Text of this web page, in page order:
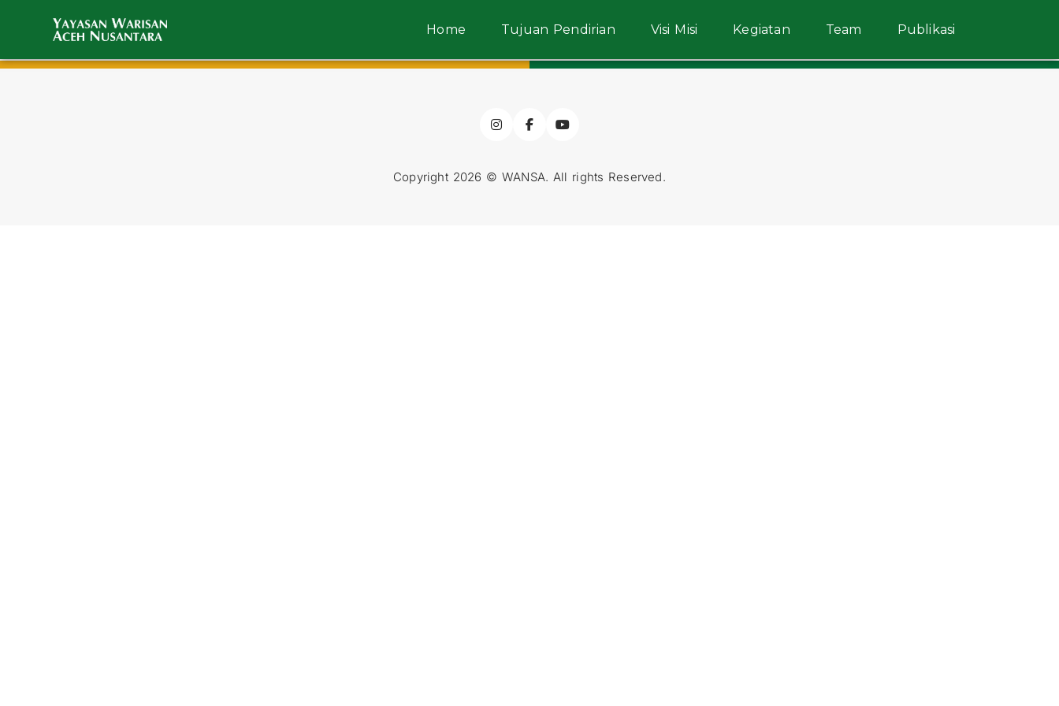
Home Tujuan Pendirian Visi Misi Kegiatan Team Publikasi
Copyright 2026 © WANSA. All rights Reserved.